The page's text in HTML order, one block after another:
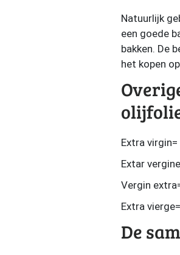
Natuurlijk
een goede
bakken. De
het kopen
Extra virgin=
Extar
Vergin
Extra
De